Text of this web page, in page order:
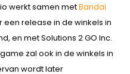
werkt samen metBandai
een release in de winkels in
en met Solutions 2 GO Inc.
zal ook in de winkels in
wordt later